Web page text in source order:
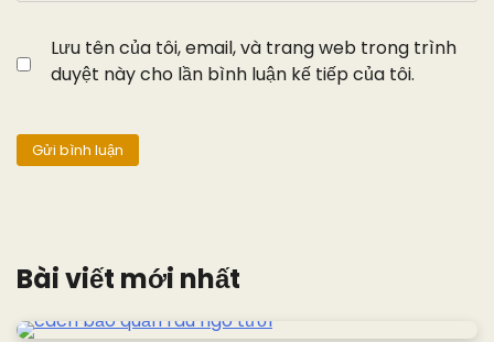
Lưu tên của tôi, email, và trang web trong trình
duyệt này cho lần bình luận kế tiếp của tôi.
Bài viết mới nhất